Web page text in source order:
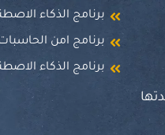
برنامج الذكاء
برنامج امن
برنامج الذكاء